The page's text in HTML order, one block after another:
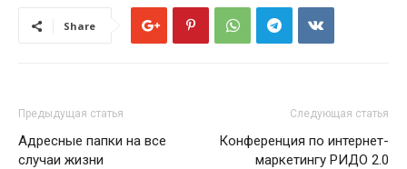
Share
Предыдущая статья
Адресные папки на все
случаи жизни
Следующая статья
Конференция по интернет-
маркетингу РИДО 2.0